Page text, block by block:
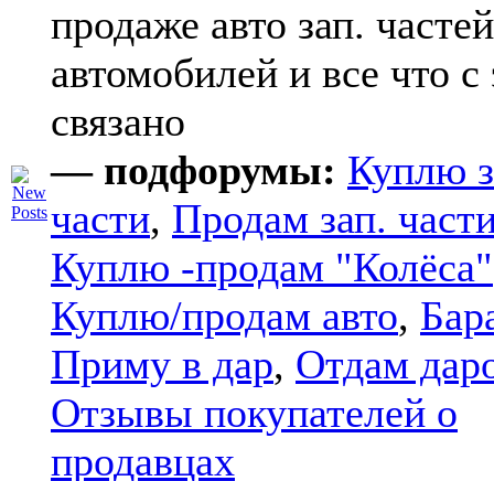
продаже авто зап.
автомобилей и все что с
связано
— подфорумы: Куплю
части, Продам зап.
Куплю -продам "Колёса"
Куплю/продам авто,
Приму в дар, Отдам
Отзывы покупателей о
продавцах